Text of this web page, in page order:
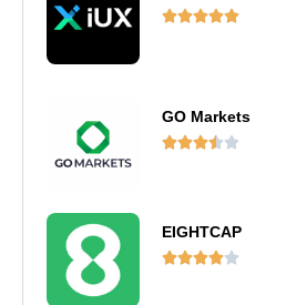

GO Markets

EIGHTCAP
